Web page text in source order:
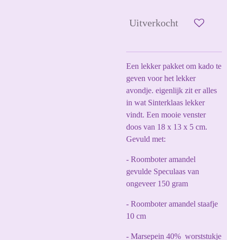
Uitverkocht
Een lekker pakket om kado te
geven voor het lekker
avondje. eigenlijk zit er alles
in wat Sinterklaas lekker
vindt. Een mooie venster
doos van 18 x 13 x 5 cm.
Gevuld met:
- Roomboter amandel
gevulde Speculaas van
ongeveer 150 gram
- Roomboter amandel staafje
10 cm
- Marsepein 40% worststukje